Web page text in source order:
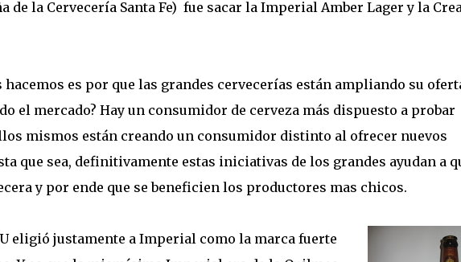
de la Cervecería Santa Fe) fue sacar la Imperial Amber Lager y la
es por que las grandes cervecerías están ampliando su
el mercado? Hay un consumidor de cerveza más dispuesto a probar
mismos están creando un consumidor distinto al ofrecer nuevos
que sea, definitivamente estas iniciativas de los grandes ayudan a
y por ende que se beneficien los productores mas chicos.
eligió justamente a Imperial como la marca fuerte